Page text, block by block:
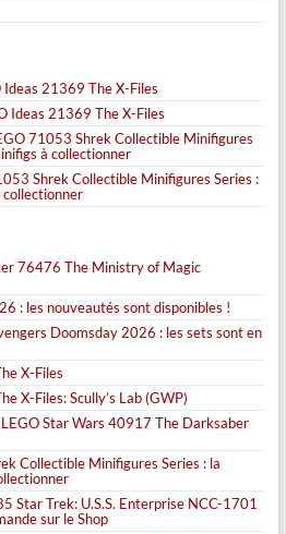
Ideas 21369 The X-Files
Ideas 21369 The X-Files
71053 Shrek Collectible Minifigures
à collectionner
Shrek Collectible Minifigures Series :
collectionner
76476 The Ministry of Magic
: les nouveautés sont disponibles !
Doomsday 2026 : les sets sont en
X-Files
X-Files: Scully’s Lab (GWP)
LEGO Star Wars 40917 The Darksaber
Collectible Minifigures Series : la
Star Trek: U.S.S. Enterprise NCC-1701
sur le Shop